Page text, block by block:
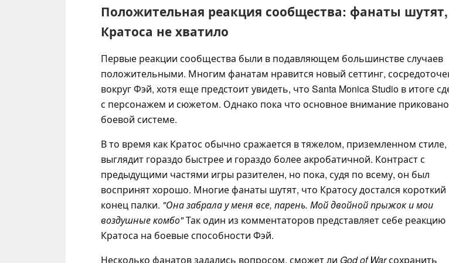
Положительная реакция сообщества: фанаты
Кратоса не хватило
Первые реакции сообщества были в подавляющем большинстве случаев
положительными. Многим фанатам нравится новый сеттинг,
вокруг Фэй, хотя еще предстоит увидеть, что Santa Monica Studio в итоге
с персонажем и сюжетом. Однако пока что основное внимание
боевой системе.
В то время как Кратос обычно сражается в тяжелом, приземленном
выглядит гораздо быстрее и гораздо более акробатичной. Контраст с
предыдущими частями игры разителен, но пока, судя по всему, он был
воспринят хорошо. Многие фанаты шутят, что Кратосу достался короткий
конец палки. "Она забрала у меня все, парень. Мой двойной прыжок и мои
воздушные комбо"Так один из комментаторов представляет себе реакцию
Кратоса на боевые способности Фэй.
Несколько фанатов задались вопросом, сможет ли God of Warсохранить